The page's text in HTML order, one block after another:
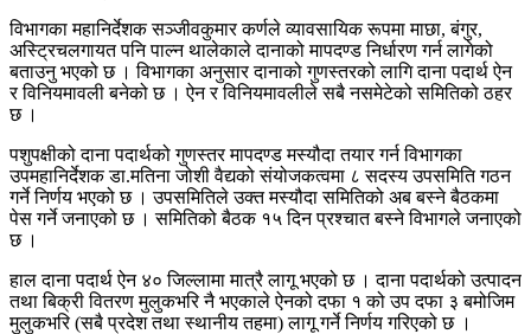
विभागका महानिर्देशक सञ्जीवकुमार कर्णले व्यावसायिक रूपमा माछा, बंगुर,
अस्ट्रिचलगायत पनि पाल्न थालेकाले दानाको मापदण्ड निर्धारण गर्न लागेको
बताउनु भएको छ । विभागका अनुसार दानाको गुणस्तरको लागि दाना पदार्थ ऐन
र विनियमावली बनेको छ । ऐन र विनियमावलीले सबै नसमेटेको समितिको ठहर
छ ।
पशुपक्षीको दाना पदार्थको गुणस्तर मापदण्ड मस्यौदा तयार गर्न विभागका
उपमहानिर्देशक डा.मतिना जोशी वैद्यको संयोजकत्वमा ८ सदस्य उपसमिति गठन
गर्ने निर्णय भएको छ । उपसमितिले उक्त मस्यौदा समितिको अब बस्ने बैठकमा
पेस गर्ने जनाएको छ । समितिको बैठक १५ दिन प्रश्चात बस्ने विभागले जनाएको
छ ।
हाल दाना पदार्थ ऐन ४० जिल्लामा मात्रै लागू भएको छ । दाना पदार्थको उत्पादन
तथा बिक्री वितरण मुलुकभरि नै भएकाले ऐनको दफा १ को उप दफा ३ बमोजिम
मुलुकभरि (सबै प्रदेश तथा स्थानीय तहमा) लागू गर्ने निर्णय गरिएको छ ।